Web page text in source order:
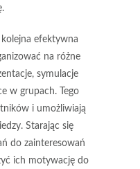
efektywna
na różne
symulacje
w grupach. Tego
i umożliwiają
Starając się
do zainteresowań
ich motywację do